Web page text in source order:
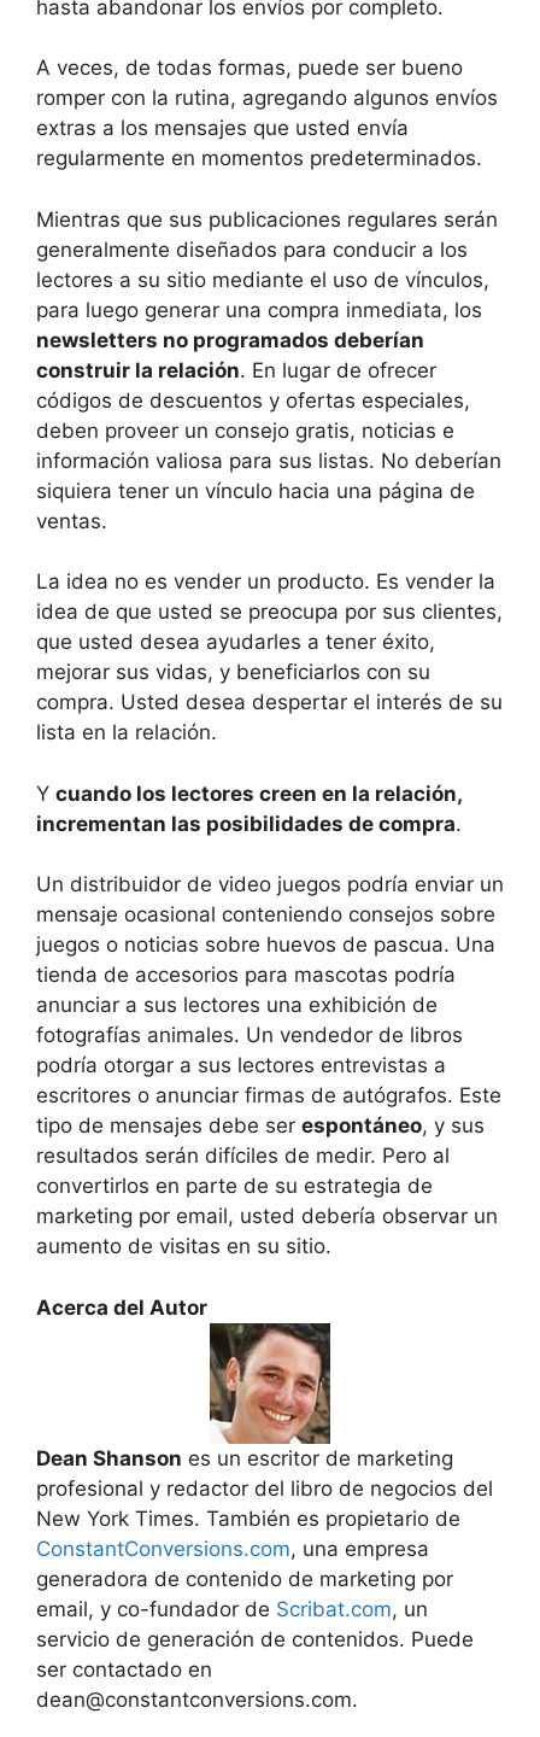
hasta abandonar los envíos por completo.
A veces, de todas formas, puede ser bueno
romper con la rutina, agregando algunos envíos
extras a los mensajes que usted envía
regularmente en momentos predeterminados.
Mientras que sus publicaciones regulares serán
generalmente diseñados para conducir a los
lectores a su sitio mediante el uso de vínculos,
para luego generar una compra inmediata, los
newsletters no programados deberían
construir la relación. En lugar de ofrecer
códigos de descuentos y ofertas especiales,
deben proveer un consejo gratis, noticias e
información valiosa para sus listas. No deberían
siquiera tener un vínculo hacia una página de
ventas.
La idea no es vender un producto. Es vender la
idea de que usted se preocupa por sus clientes,
que usted desea ayudarles a tener éxito,
mejorar sus vidas, y beneficiarlos con su
compra. Usted desea despertar el interés de su
lista en la relación.
Y cuando los lectores creen en la relación,
incrementan las posibilidades de compra.
Un distribuidor de video juegos podría enviar un
mensaje ocasional conteniendo consejos sobre
juegos o noticias sobre huevos de pascua. Una
tienda de accesorios para mascotas podría
anunciar a sus lectores una exhibición de
fotografías animales. Un vendedor de libros
podría otorgar a sus lectores entrevistas a
escritores o anunciar firmas de autógrafos. Este
tipo de mensajes debe ser espontáneo, y sus
resultados serán difíciles de medir. Pero al
convertirlos en parte de su estrategia de
marketing por email, usted debería observar un
aumento de visitas en su sitio.
Acerca del Autor
Dean Shanson es un escritor de marketing
profesional y redactor del libro de negocios del
New York Times. También es propietario de
ConstantConversions.com, una empresa
generadora de contenido de marketing por
email, y co-fundador de Scribat.com, un
servicio de generación de contenidos. Puede
ser contactado en
dean@constantconversions.com.